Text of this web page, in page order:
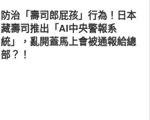
防治「壽司郎屁孩」行為！日本
藏壽司推出「AI中央警報系
統」，亂開蓋馬上會被通報給總
部？！